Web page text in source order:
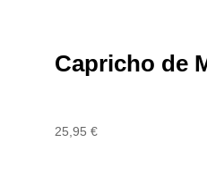
Capricho de
25,95 €